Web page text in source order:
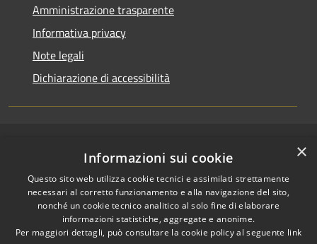
Amministrazione trasparente
Informativa privacy
Note legali
Dichiarazione di accessibilità
Privacy
Cookie
Mappa del sito
Accesso Email ordinaria
Copyright © 2026 • Comune di
San Pietro a Maida • Powered
byMunicipium•Accesso
redazione
×
Informazioni sui cookie
Questo sito web utilizza cookie tecnici e assimilati strettamente
necessari al corretto funzionamento e alla navigazione del sito,
nonché un cookie tecnico analitico al solo fine di elaborare
informazioni statistiche, aggregate e anonime.
Per maggiori dettagli, può consultare la cookie policy al seguente link